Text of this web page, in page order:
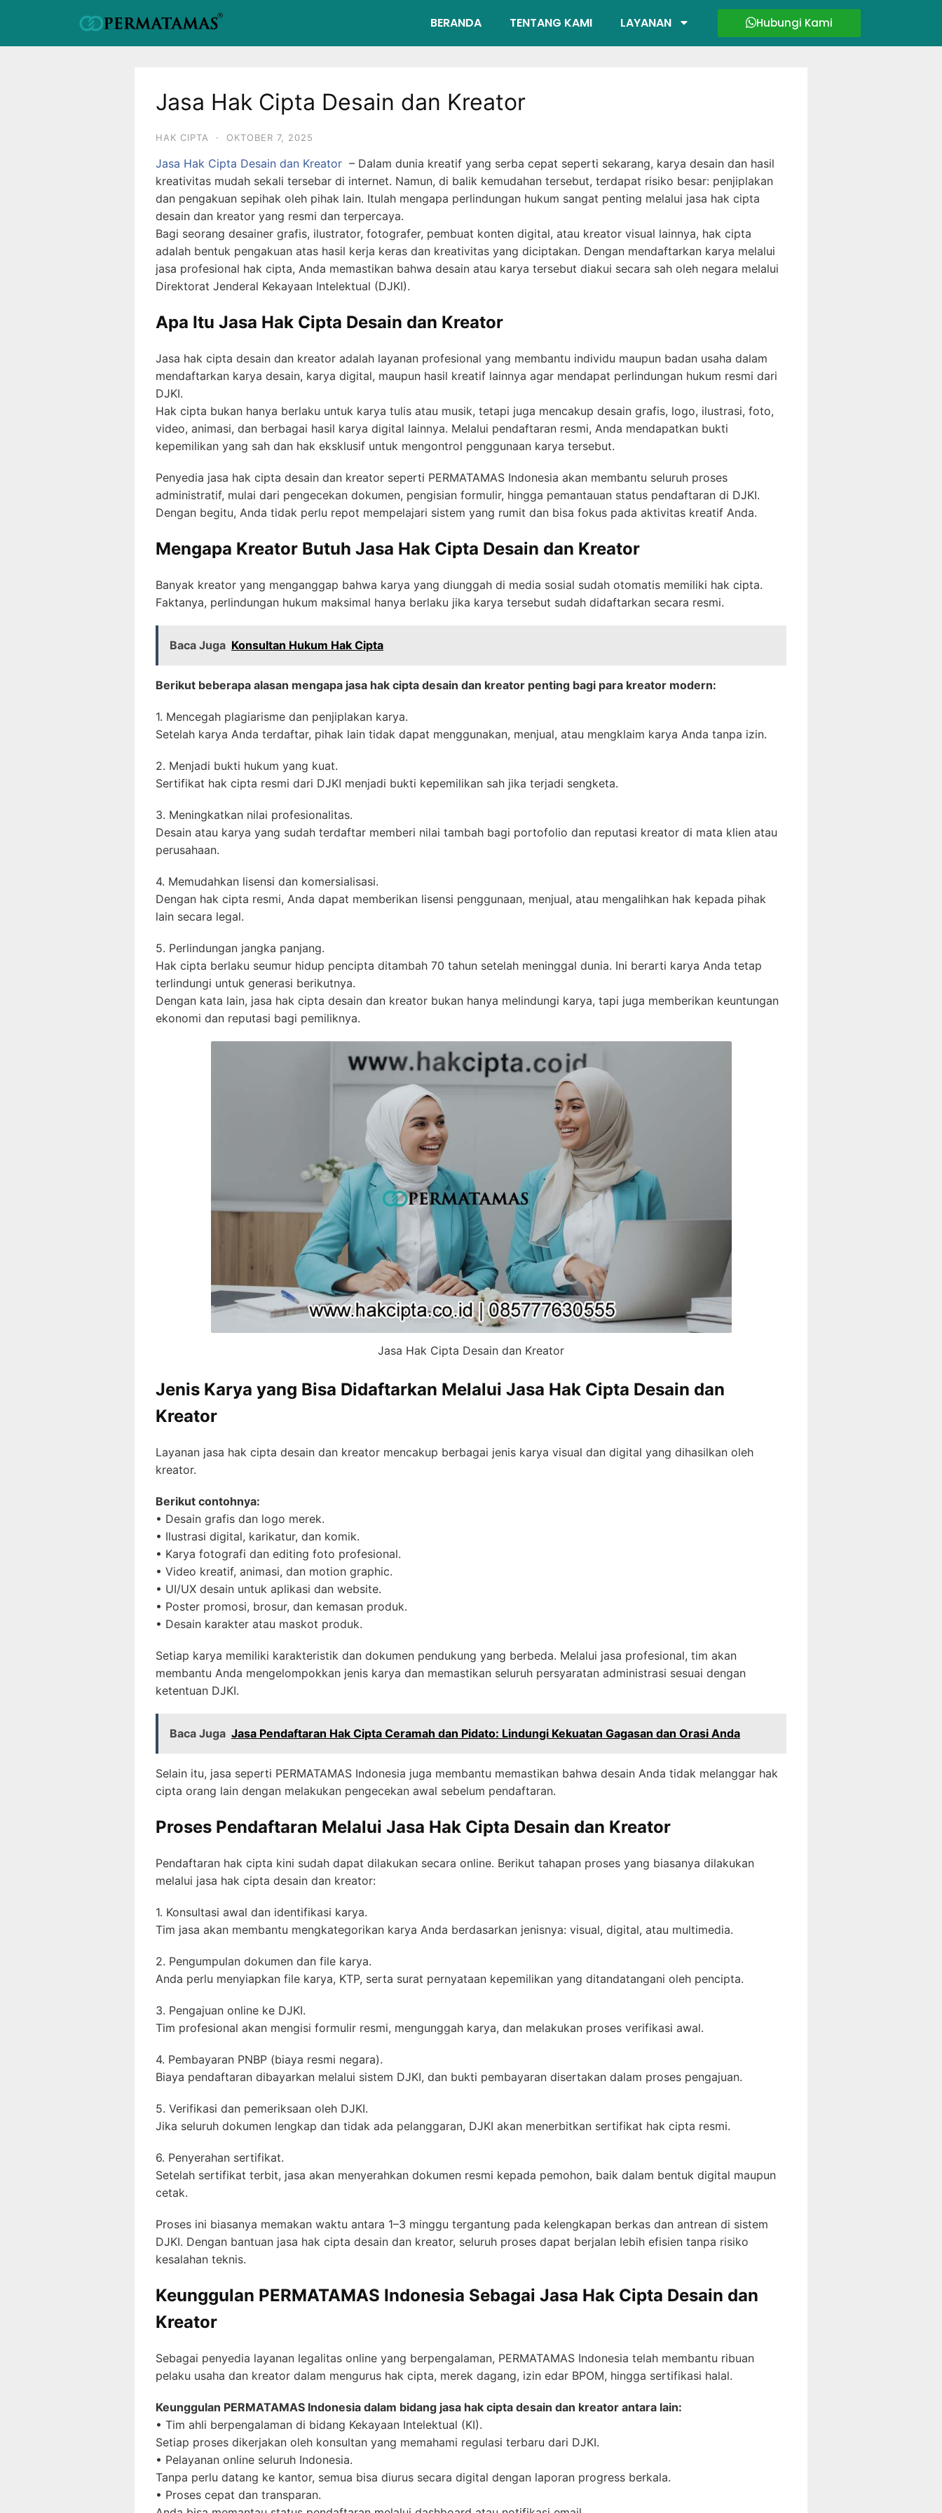
BERANDA TENTANG KAMI LAYANAN Hubungi Kami
Jasa Hak Cipta Desain dan Kreator
HAK CIPTA · OKTOBER 7, 2025
Jasa Hak Cipta Desain dan Kreator – Dalam dunia kreatif yang serba cepat seperti sekarang, karya desain dan hasil
kreativitas mudah sekali tersebar di internet. Namun, di balik kemudahan tersebut, terdapat risiko besar: penjiplakan
dan pengakuan sepihak oleh pihak lain. Itulah mengapa perlindungan hukum sangat penting melalui jasa hak cipta
desain dan kreator yang resmi dan terpercaya.
Bagi seorang desainer grafis, ilustrator, fotografer, pembuat konten digital, atau kreator visual lainnya, hak cipta
adalah bentuk pengakuan atas hasil kerja keras dan kreativitas yang diciptakan. Dengan mendaftarkan karya melalui
jasa profesional hak cipta, Anda memastikan bahwa desain atau karya tersebut diakui secara sah oleh negara melalui
Direktorat Jenderal Kekayaan Intelektual (DJKI).
Apa Itu Jasa Hak Cipta Desain dan Kreator
Jasa hak cipta desain dan kreator adalah layanan profesional yang membantu individu maupun badan usaha dalam
mendaftarkan karya desain, karya digital, maupun hasil kreatif lainnya agar mendapat perlindungan hukum resmi dari
DJKI.
Hak cipta bukan hanya berlaku untuk karya tulis atau musik, tetapi juga mencakup desain grafis, logo, ilustrasi, foto,
video, animasi, dan berbagai hasil karya digital lainnya. Melalui pendaftaran resmi, Anda mendapatkan bukti
kepemilikan yang sah dan hak eksklusif untuk mengontrol penggunaan karya tersebut.
Penyedia jasa hak cipta desain dan kreator seperti PERMATAMAS Indonesia akan membantu seluruh proses
administratif, mulai dari pengecekan dokumen, pengisian formulir, hingga pemantauan status pendaftaran di DJKI.
Dengan begitu, Anda tidak perlu repot mempelajari sistem yang rumit dan bisa fokus pada aktivitas kreatif Anda.
Mengapa Kreator Butuh Jasa Hak Cipta Desain dan Kreator
Banyak kreator yang menganggap bahwa karya yang diunggah di media sosial sudah otomatis memiliki hak cipta.
Faktanya, perlindungan hukum maksimal hanya berlaku jika karya tersebut sudah didaftarkan secara resmi.
Baca Juga Konsultan Hukum Hak Cipta
Berikut beberapa alasan mengapa jasa hak cipta desain dan kreator penting bagi para kreator modern:
1. Mencegah plagiarisme dan penjiplakan karya.
Setelah karya Anda terdaftar, pihak lain tidak dapat menggunakan, menjual, atau mengklaim karya Anda tanpa izin.
2. Menjadi bukti hukum yang kuat.
Sertifikat hak cipta resmi dari DJKI menjadi bukti kepemilikan sah jika terjadi sengketa.
3. Meningkatkan nilai profesionalitas.
Desain atau karya yang sudah terdaftar memberi nilai tambah bagi portofolio dan reputasi kreator di mata klien atau
perusahaan.
4. Memudahkan lisensi dan komersialisasi.
Dengan hak cipta resmi, Anda dapat memberikan lisensi penggunaan, menjual, atau mengalihkan hak kepada pihak
lain secara legal.
5. Perlindungan jangka panjang.
Hak cipta berlaku seumur hidup pencipta ditambah 70 tahun setelah meninggal dunia. Ini berarti karya Anda tetap
terlindungi untuk generasi berikutnya.
Dengan kata lain, jasa hak cipta desain dan kreator bukan hanya melindungi karya, tapi juga memberikan keuntungan
ekonomi dan reputasi bagi pemiliknya.
Jasa Hak Cipta Desain dan Kreator
Jenis Karya yang Bisa Didaftarkan Melalui Jasa Hak Cipta Desain dan
Kreator
Layanan jasa hak cipta desain dan kreator mencakup berbagai jenis karya visual dan digital yang dihasilkan oleh
kreator.
Berikut contohnya:
• Desain grafis dan logo merek.
• Ilustrasi digital, karikatur, dan komik.
• Karya fotografi dan editing foto profesional.
• Video kreatif, animasi, dan motion graphic.
• UI/UX desain untuk aplikasi dan website.
• Poster promosi, brosur, dan kemasan produk.
• Desain karakter atau maskot produk.
Setiap karya memiliki karakteristik dan dokumen pendukung yang berbeda. Melalui jasa profesional, tim akan
membantu Anda mengelompokkan jenis karya dan memastikan seluruh persyaratan administrasi sesuai dengan
ketentuan DJKI.
Baca Juga Jasa Pendaftaran Hak Cipta Ceramah dan Pidato: Lindungi Kekuatan Gagasan dan Orasi Anda
Selain itu, jasa seperti PERMATAMAS Indonesia juga membantu memastikan bahwa desain Anda tidak melanggar hak
cipta orang lain dengan melakukan pengecekan awal sebelum pendaftaran.
Proses Pendaftaran Melalui Jasa Hak Cipta Desain dan Kreator
Pendaftaran hak cipta kini sudah dapat dilakukan secara online. Berikut tahapan proses yang biasanya dilakukan
melalui jasa hak cipta desain dan kreator:
1. Konsultasi awal dan identifikasi karya.
Tim jasa akan membantu mengkategorikan karya Anda berdasarkan jenisnya: visual, digital, atau multimedia.
2. Pengumpulan dokumen dan file karya.
Anda perlu menyiapkan file karya, KTP, serta surat pernyataan kepemilikan yang ditandatangani oleh pencipta.
3. Pengajuan online ke DJKI.
Tim profesional akan mengisi formulir resmi, mengunggah karya, dan melakukan proses verifikasi awal.
4. Pembayaran PNBP (biaya resmi negara).
Biaya pendaftaran dibayarkan melalui sistem DJKI, dan bukti pembayaran disertakan dalam proses pengajuan.
5. Verifikasi dan pemeriksaan oleh DJKI.
Jika seluruh dokumen lengkap dan tidak ada pelanggaran, DJKI akan menerbitkan sertifikat hak cipta resmi.
6. Penyerahan sertifikat.
Setelah sertifikat terbit, jasa akan menyerahkan dokumen resmi kepada pemohon, baik dalam bentuk digital maupun
cetak.
Proses ini biasanya memakan waktu antara 1–3 minggu tergantung pada kelengkapan berkas dan antrean di sistem
DJKI. Dengan bantuan jasa hak cipta desain dan kreator, seluruh proses dapat berjalan lebih efisien tanpa risiko
kesalahan teknis.
Keunggulan PERMATAMAS Indonesia Sebagai Jasa Hak Cipta Desain dan
Kreator
Sebagai penyedia layanan legalitas online yang berpengalaman, PERMATAMAS Indonesia telah membantu ribuan
pelaku usaha dan kreator dalam mengurus hak cipta, merek dagang, izin edar BPOM, hingga sertifikasi halal.
Keunggulan PERMATAMAS Indonesia dalam bidang jasa hak cipta desain dan kreator antara lain:
• Tim ahli berpengalaman di bidang Kekayaan Intelektual (KI).
Setiap proses dikerjakan oleh konsultan yang memahami regulasi terbaru dari DJKI.
• Pelayanan online seluruh Indonesia.
Tanpa perlu datang ke kantor, semua bisa diurus secara digital dengan laporan progress berkala.
• Proses cepat dan transparan.